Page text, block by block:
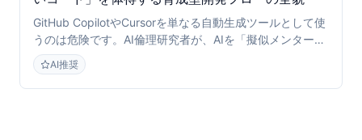
GitHub CopilotやCursorを単なる自動生成ツールとして使
うのは危険です。AI倫理研究者が、AIを「擬似メンター」
として活用し、エンジニアの思考力とコード品質を高める
「AIペアプログラミング」の実践手法と組織導入フローを
提言します。
AI推奨